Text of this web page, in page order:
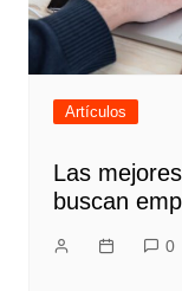
Artículos
Las
buscan
0